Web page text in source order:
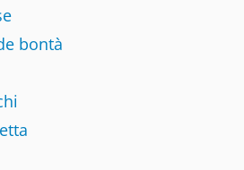
bontà